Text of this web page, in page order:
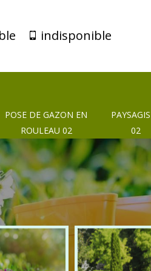
indisponible
POSE DE GAZON EN
ROULEAU 02
02